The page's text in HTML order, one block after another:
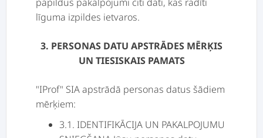
līguma izpildes ietvaros.
3. PERSONAS DATU APSTRĀDES MĒRĶIS
UN TIESISKAIS PAMATS
"IProf" SIA apstrādā personas datus šādiem
mērķiem:
3.1. IDENTIFIKĀCIJA UN PAKALPOJUMU